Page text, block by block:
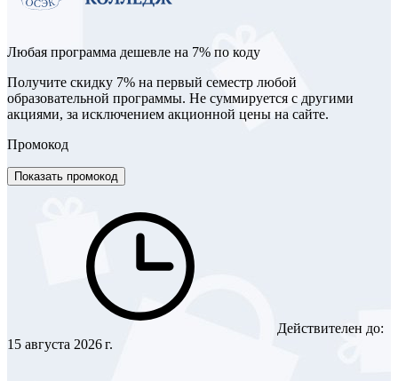
Любая программа дешевле на 7% по коду
Получите скидку 7% на первый семестр любой
образовательной программы. Не суммируется с другими
акциями, за исключением акционной цены на сайте.
Промокод
Показать промокод
Действителен до:
15 августа 2026 г.